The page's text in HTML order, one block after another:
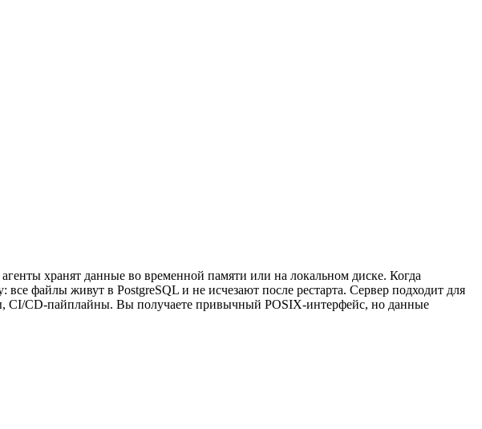
хранят данные во временной памяти или на локальном диске. Когда
все файлы живут в PostgreSQL и не исчезают после рестарта. Сервер подходит для
CI/CD-пайплайны. Вы получаете привычный POSIX-интерфейс, но данные